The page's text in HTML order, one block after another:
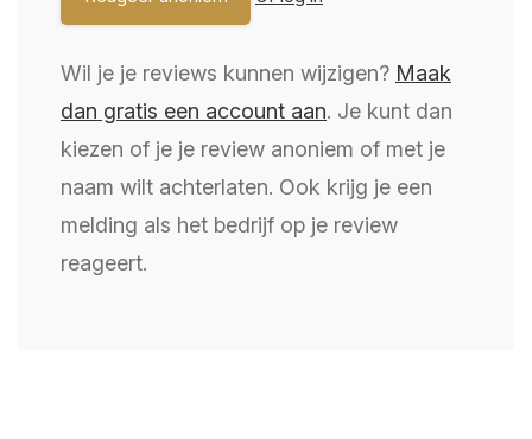
Wil je je reviews kunnen wijzigen? Maak
dan gratis een account aan. Je kunt dan
kiezen of je je review anoniem of met je
naam wilt achterlaten. Ook krijg je een
melding als het bedrijf op je review
reageert.